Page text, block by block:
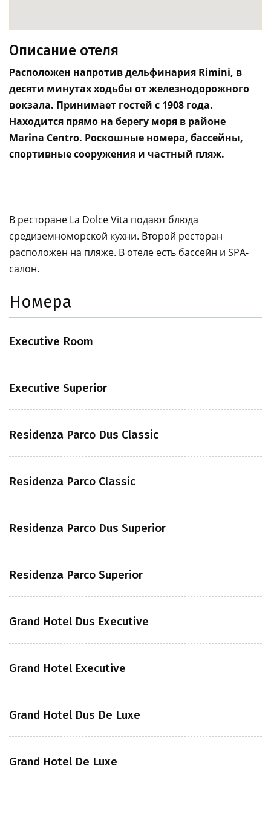
Описание отеля
Расположен напротив дельфинария Rimini, в
десяти минутах ходьбы от железнодорожного
вокзала. Принимает гостей с 1908 года.
Находится прямо на берегу моря в районе
Marina Centro. Роскошные номера, бассейны,
спортивные сооружения и частный пляж.
В ресторане La Dolce Vita подают блюда
средиземноморской кухни. Второй ресторан
расположен на пляже. В отеле есть бассейн и SPA-
салон.
Номера
Executive Room
Executive Superior
Residenza Parco Dus Classic
Residenza Parco Classic
Residenza Parco Dus Superior
Residenza Parco Superior
Grand Hotel Dus Executive
Grand Hotel Executive
Grand Hotel Dus De Luxe
Grand Hotel De Luxe